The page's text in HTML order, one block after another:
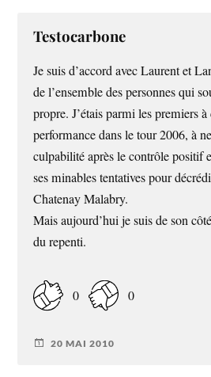
Testocarbone
Je suis d’accord avec Laurent et
de l’ensemble des personnes qui
propre. J’étais parmi les premiers
performance dans le tour 2006, à
culpabilité après le contrôle positif
ses minables tentatives pour
Chatenay Malabry.
Mais aujourd’hui je suis de son
du repenti.
0 0
20 MAI 2010